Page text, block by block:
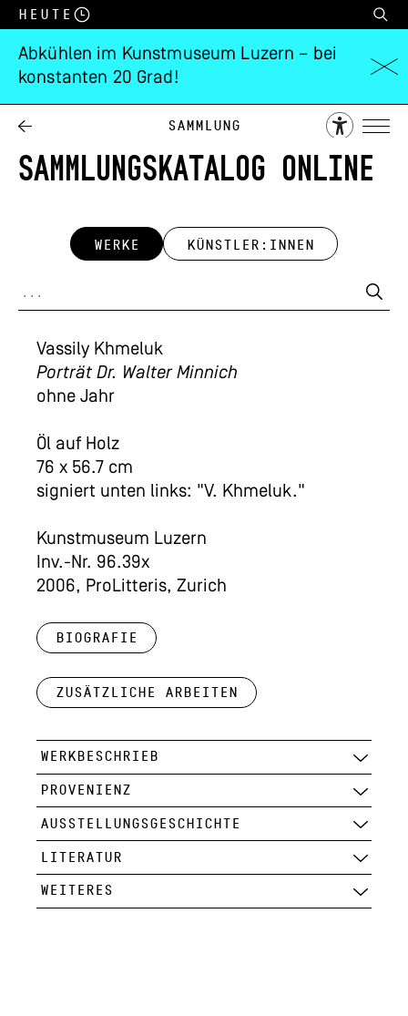
Heute
Abkühlen im Kunstmuseum Luzern – bei
konstanten 20 Grad!
Sammlung
SAMMLUNGSKATALOG ONLINE
WERKE KÜNSTLER:INNEN
Vassily Khmeluk
Porträt Dr. Walter Minnich
ohne Jahr
Öl auf Holz
76 x 56.7 cm
signiert unten links: "V. Khmeluk."
Kunstmuseum Luzern
Inv.-Nr. 96.39x
2006, ProLitteris, Zurich
Biografie
Zusätzliche Arbeiten
WERKBESCHRIEB
PROVENIENZ
AUSSTELLUNGSGESCHICHTE
LITERATUR
WEITERES